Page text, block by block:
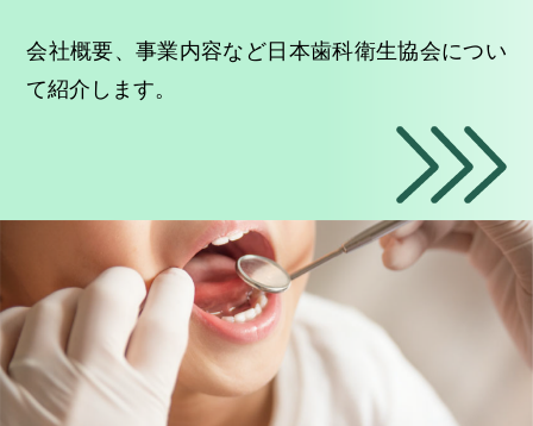
会社概要、事業内容など日本歯科衛生協会につい
て紹介します。